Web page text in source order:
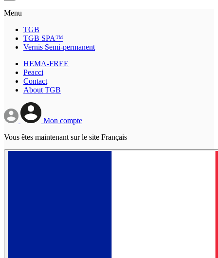
Menu
TGB
TGB SPA™
Vernis Semi-permanent
HEMA-FREE
Peacci
Contact
About TGB
Mon compte
Vous êtes maintenant sur le site Français